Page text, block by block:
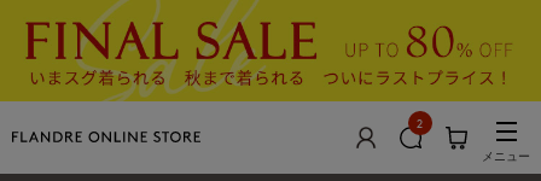
2
メニュー